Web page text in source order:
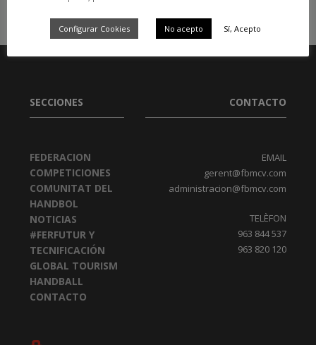
SECCIONES
FEDERACION
COMPETICIONES
COMUNITAT DEL
HANDBOL
NOTICIAS
#FERFUTUR Y
TECNIFICACIÓN
GLOBAL TOURISM
HANDBALL
CONTACTO
CONTACTO
EMAIL
gerent@fbmcv.com
administracion@fbmcv.com
TELÈFON
963 844 537
963 820 120
Configurar Cookies No acepto Sí, Acepto